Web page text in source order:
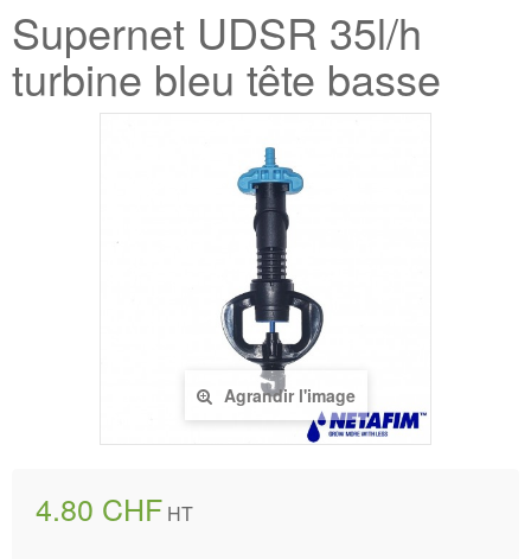
Supernet UDSR 35l/h
turbine bleu tête basse
Agrandir l'image
4.80 CHF HT